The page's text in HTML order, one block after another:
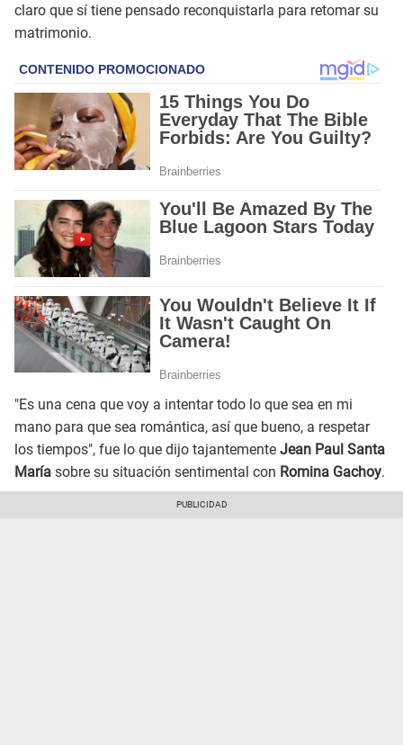
claro que sí tiene pensado reconquistarla para retomar su
matrimonio.
"Es una cena que voy a intentar todo lo que sea en mi
mano para que sea romántica, así que bueno, a respetar
los tiempos", fue lo que dijo tajantemente Jean Paul Santa
María sobre su situación sentimental con Romina Gachoy.